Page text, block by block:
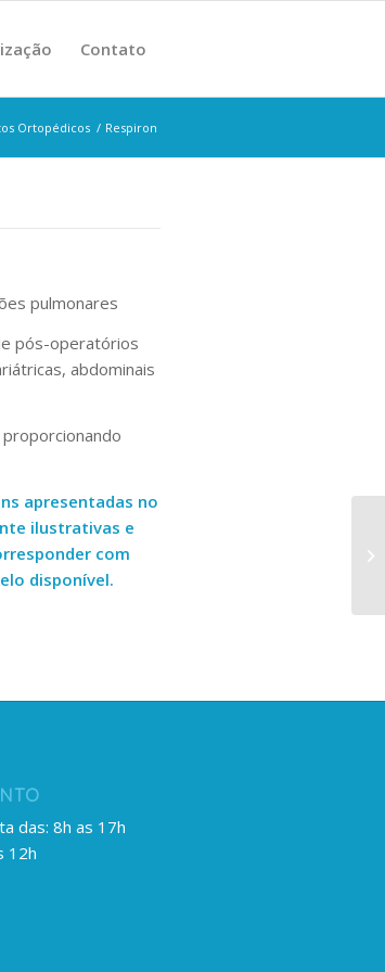
Contato
Ortopédicos / Respiron
pulmonares
pós-operatórios
abdominais
apresentadas no
ilustrativas e
com
disponível.
das: 8h as 17h
12h